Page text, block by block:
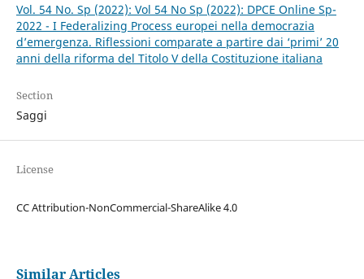
Vol. 54 No. Sp (2022): Vol 54 No Sp (2022): DPCE Online Sp-
2022 - I Federalizing Process europei nella democrazia
d’emergenza. Riflessioni comparate a partire dai ‘primi’ 20
anni della riforma del Titolo V della Costituzione italiana
Section
Saggi
License
CC Attribution-NonCommercial-ShareAlike 4.0
Similar Articles